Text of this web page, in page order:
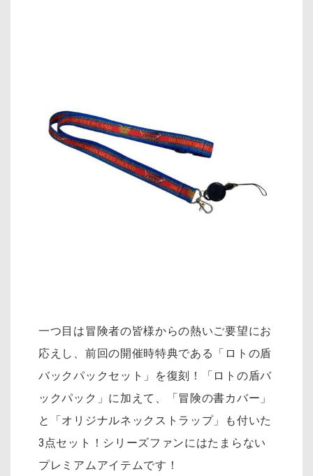
一つ目は冒険者の皆様からの熱いご要望にお
応えし、前回の開催時特典である「ロトの盾
バックパックセット」を復刻！「ロトの盾バ
ックパック」に加えて、「冒険の書カバー」
と「オリジナルネックストラップ」も付いた
3点セット！シリーズファンにはたまらない
プレミアムアイテムです！